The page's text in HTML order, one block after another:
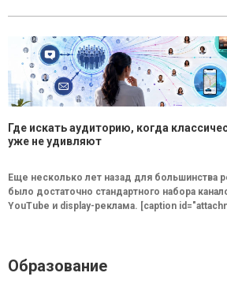
Где искать аудиторию, когда
уже не удивляют
Еще несколько лет назад для большинства
было достаточно стандартного набора
YouTube и display-реклама. [caption
Образование